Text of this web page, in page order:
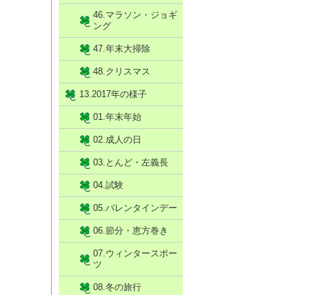
46.マラソン・ジョギ
ング
47.年末大掃除
48.クリスマス
13.2017年の様子
01.年末年始
02.成人の日
03.とんど・左義長
04.試験
05.バレンタインデー
06.節分・恵方巻き
07.ウィンタースポー
ツ
08.冬の旅行